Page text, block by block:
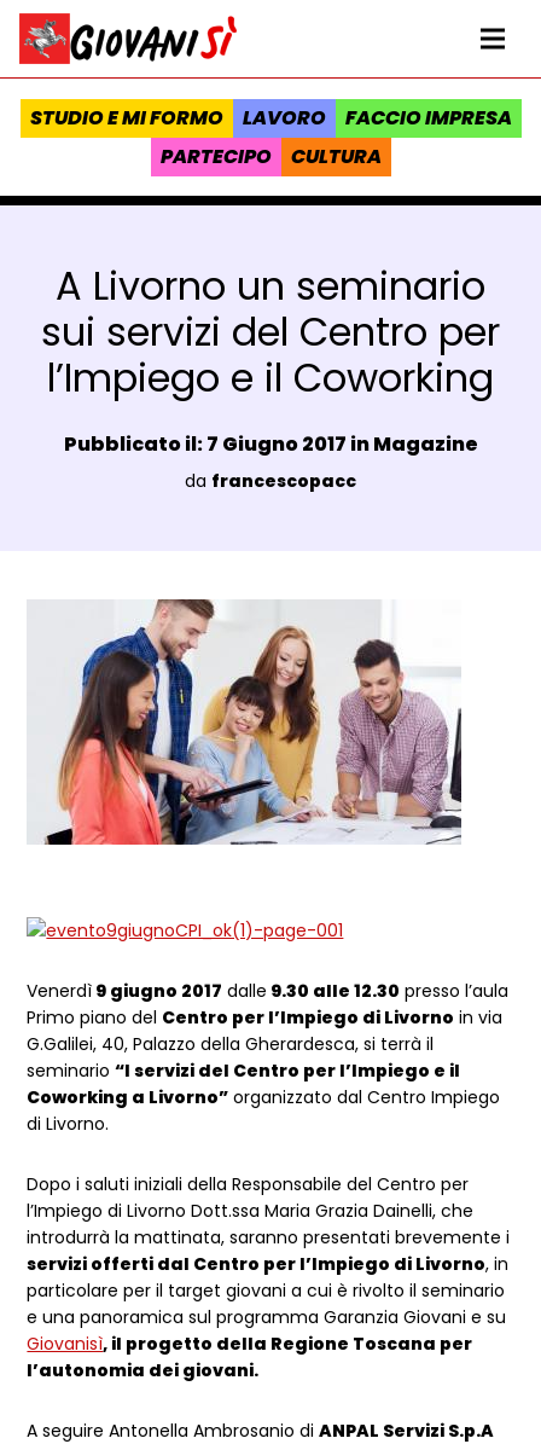
Vai al contenuto
Homepage Giovanisì - Progetto della Regione Toscana
STUDIO E MI FORMO LAVORO
FACCIO IMPRESA
PARTECIPO
CULTURA
A Livorno un seminario
sui servizi del Centro per
l’Impiego e il Coworking
Data e ora:
Pubblicato il: 7 Giugno 2017 inMagazine
Luogo:
da francescopacc
Dettagli Post Magazine
Venerdì 9 giugno 2017 dalle 9.30 alle 12.30 presso l’aula
Primo piano del Centro per l’Impiego di Livorno in via
G.Galilei, 40, Palazzo della Gherardesca, si terrà il
seminario“I servizi del Centro per l’Impiego e il
Coworking a Livorno” organizzato dal Centro Impiego
di Livorno.
Dopo i saluti iniziali della Responsabile del Centro per
l’Impiego di Livorno Dott.ssa Maria Grazia Dainelli, che
introdurrà la mattinata, saranno presentati brevemente i
servizi offerti dal Centro per l’Impiego di Livorno, in
particolare per il target giovani a cui è rivolto il seminario
e una panoramica sul programma Garanzia Giovani e su
Giovanisì, il progetto della Regione Toscana per
l’autonomia dei giovani.
A seguire Antonella Ambrosanio diANPAL Servizi S.p.A